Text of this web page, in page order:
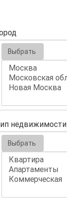
Выбрать
недвижимости
Выбрать